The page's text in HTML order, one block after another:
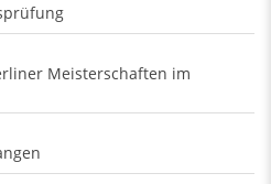
Meisterschaften im